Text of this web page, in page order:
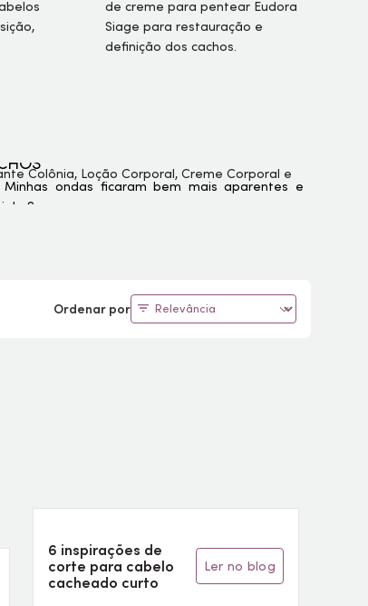
Minhas ondas ficaram bem mais aparentes e
S.
Ordenar por
6 inspirações de
corte para cabelo
cacheado curto
ler no blog